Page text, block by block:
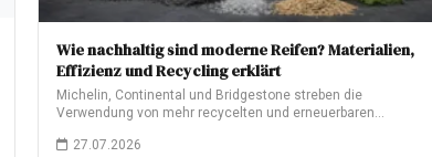
Wie nachhaltig sind moderne Reifen? Materialien,
Effizienz und Recycling erklärt
Michelin, Continental und Bridgestone streben die
Verwendung von mehr recycelten und erneuerbaren
27.07.2026